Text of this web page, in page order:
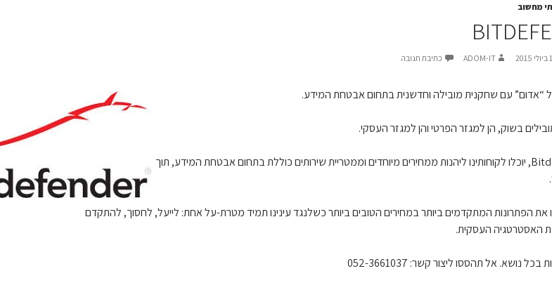
מחשוב
ADOM-IT כתיבת תגובה
עם שחקנית מובילה וחדשנית בתחום אבטחת המידע.
במסגרת שיתוף הפעולה בין “אדום” ל – Bitdefender, יוכלו לקוחותינו ליהנות ממחירים מיוחדים וממטריית שירותים כוללת בתחום אבטחת המידע, תוך
הפתרונות המתקדמים ביותר במחירים הטובים ביותר כשלנגד עינינו תמיד מטרת-על אחת: לייעל, לחסוך, להתקדם
האסטרטגיה העסקית.
אל תהססו ליצור קשר: 052-3661037